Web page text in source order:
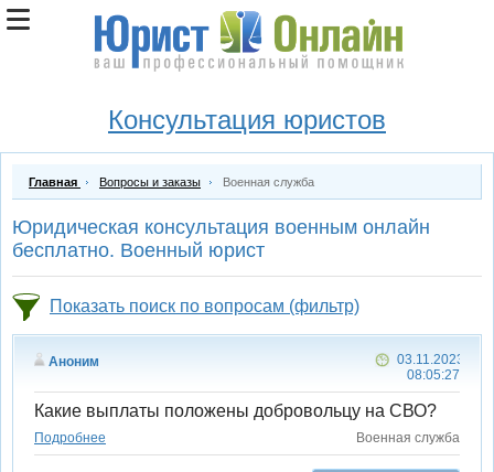
Консультация юристов
Главная Вопросы и заказы Военная служба
Юридическая консультация военным онлайн
бесплатно. Военный юрист
Показать поиск по вопросам (фильтр)
Аноним
03.11.2023
08:05:27
Какие выплаты положены добровольцу на СВО?
Подробнее Военная служба